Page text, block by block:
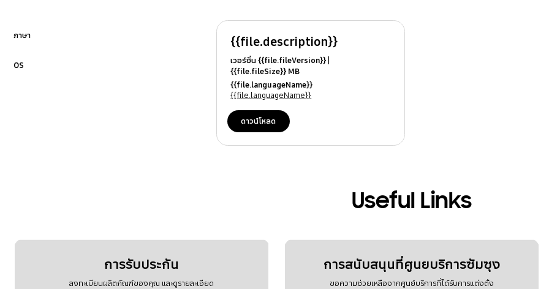
ภาษา
OS
{{file.description}}
เวอร์ชั่น {{file.fileVersion}}
{{file.fileSize}} MB
{{file.fileModifiedDate}}
{{file.osNames}}
{{file.languageName}}
{{file.languageName}}
ดาวน์โหลด
Useful Links
การรับประกัน
ลงทะเบียนผลิตภัณฑ์ของคุณ และดูรายละเอียด
การสนับสนุนที่ศูนยบริการซัมซุง
ขอความช่วยเหลือจากศูนย์บริการที่ได้รับการแต่งตั้ง